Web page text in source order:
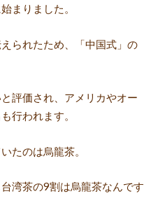
まりました。
られたため、「中国式」の
評価され、アメリカやオー
行われます。
たのは烏龍茶。
湾茶の9割は烏龍茶なんです